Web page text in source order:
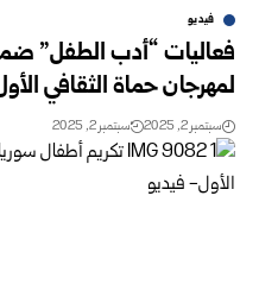
فيديو
فعاليات “أدب الطفل”
لمهرجان حماة الثقافي
سبتمبر 2, 2025 سبتمبر 2, 2025